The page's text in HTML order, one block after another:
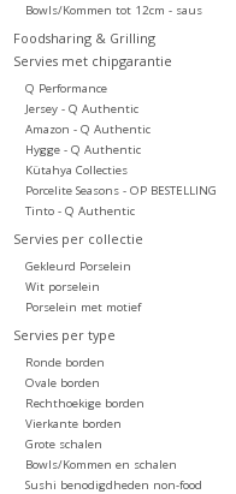
Bowls/Kommen tot 12cm - saus
Foodsharing & Grilling
Servies met chipgarantie
Q Performance
Jersey - Q Authentic
Amazon - Q Authentic
Hygge - Q Authentic
Kütahya Collecties
Porcelite Seasons - OP BESTELLING
Tinto - Q Authentic
Servies per collectie
Gekleurd Porselein
Wit porselein
Porselein met motief
Servies per type
Ronde borden
Ovale borden
Rechthoekige borden
Vierkante borden
Grote schalen
Bowls/Kommen en schalen
Sushi benodigdheden non-food